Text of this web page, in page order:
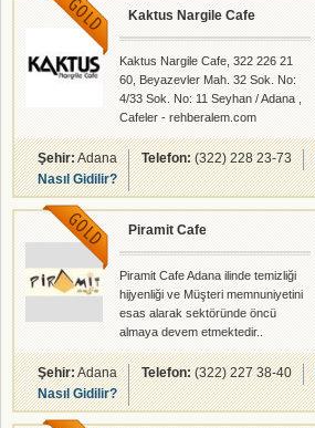
Kaktus Nargile Cafe
Kaktus Nargile Cafe, 322 226 21
60, Beyazevler Mah. 32 Sok. No:
4/33 Sok. No: 11 Seyhan / Adana ,
Cafeler - rehberalem.com
alanlarında faliyet gösteren
firmamızdır.
Şehir:Adana Telefon:(322) 228 23-73
Nasıl Gidilir?
Piramit Cafe
Piramit Cafe Adana ilinde temizliği
hijyenliği ve Müşteri memnuniyetini
esas alarak sektöründe öncü
almaya devem etmektedir..
Şehir:Adana Telefon:(322) 227 38-40
Nasıl Gidilir?